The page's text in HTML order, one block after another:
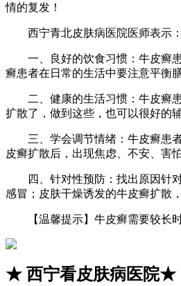
情的复发！
西宁青北皮肤病医院医师表示：
一、良好的饮食习惯：牛皮癣患
癣患者在日常的生活中要注意平衡
二、健康的生活习惯：牛皮癣患
扩散了，做到这些，也可以很好的
三、学会调节情绪：牛皮癣患者
皮癣扩散后，出现焦虑、不安、害
四、针对性预防：找出原因针对
感冒；皮肤干燥诱发的牛皮癣扩散
【温馨提示】牛皮癣需要较长时
★西宁看皮肤病医院★